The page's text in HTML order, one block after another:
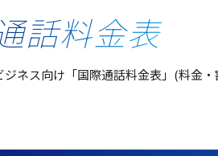
話料金表
ネス向け「国際通話料金表」(料金・